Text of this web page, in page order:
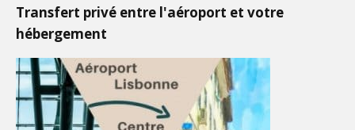
Transfert privé entre l'aéroport et votre
hébergement